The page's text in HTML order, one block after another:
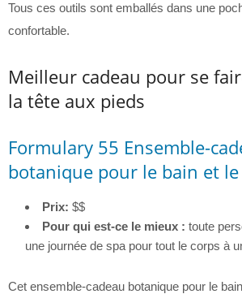
Tous ces outils sont emballés dans une
confortable.
Meilleur cadeau pour se
la tête aux pieds
Formulary 55 Ensemble-
botanique pour le bain et
Prix: $$
Pour qui est-ce le mieux : toute
une journée de spa pour tout le corps à
Cet ensemble-cadeau botanique pour le